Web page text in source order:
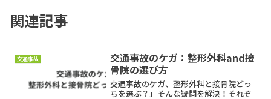
関連記事
交通事故
交通事故のケガ：整形外科and接
骨院の選び方
交通事故のケガ、整形外科と接骨院どっ
ちを選ぶ？」そんな疑問を解決！それぞ